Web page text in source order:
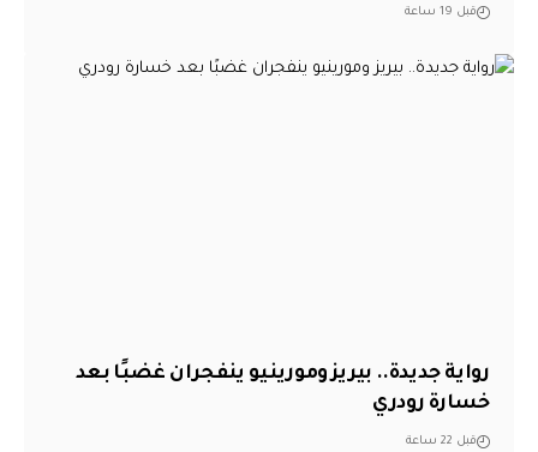
قبل 19 ساعة
رواية جديدة.. بيريز ومورينيو ينفجران غضبًا بعد
خسارة رودري
قبل 22 ساعة